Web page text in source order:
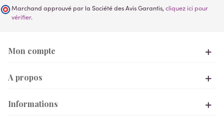
Marchand approuvé par la Société des Avis Garantis, cliquez ici pour
vérifier.
Mon compte
A propos
Informations